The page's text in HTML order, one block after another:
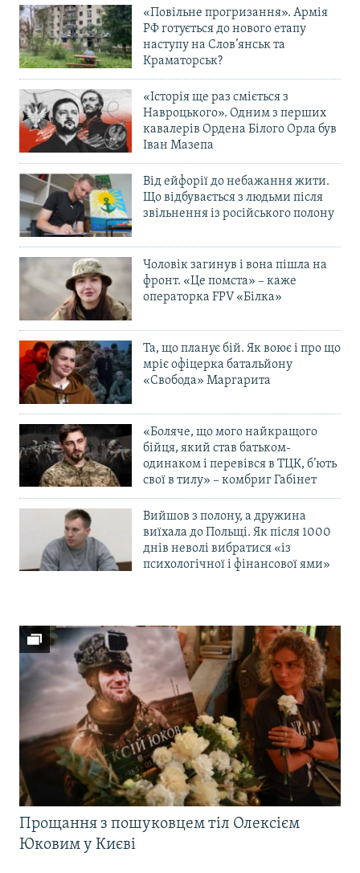
«Повільне прогризання». Армія
РФ готується до нового етапу
наступу на Слов’янськ та
Краматорськ?
«Історія ще раз сміється з
Навроцького». Одним з перших
кавалерів Ордена Білого Орла був
Іван Мазепа
Від ейфорії до небажання жити.
Що відбувається з людьми після
звільнення із російського полону
Чоловік загинув і вона пішла на
фронт. «Це помста» – каже
операторка FPV «Білка»
Та, що планує бій. Як воює і про що
мріє офіцерка батальйону
«Свобода» Маргарита
«Боляче, що мого найкращого
бійця, який став батьком-
одинаком і перевівся в ТЦК, б’ють
свої в тилу» – комбриг Габінет
Вийшов з полону, а дружина
виїхала до Польщі. Як після 1000
днів неволі вибратися «із
психологічної і фінансової ями»
Прощання з пошуковцем тіл Олексієм
Юковим у Києві